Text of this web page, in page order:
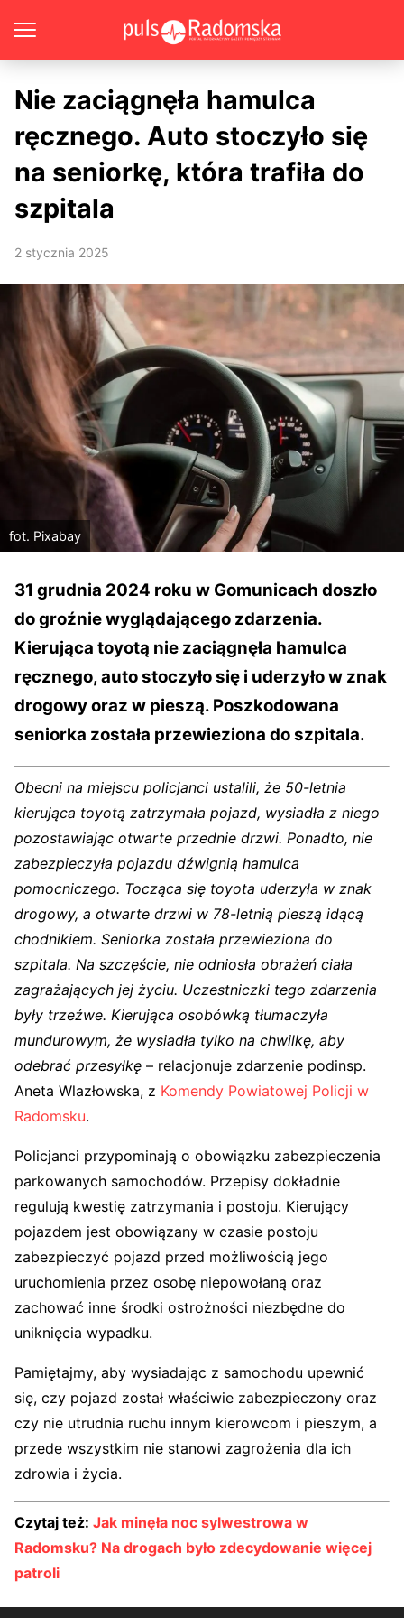
Nie zaciągnęła hamulca
ręcznego. Auto stoczyło się
na seniorkę, która trafiła do
szpitala
2 stycznia 2025
fot. Pixabay
31 grudnia 2024 roku w Gomunicach doszło
do groźnie wyglądającego zdarzenia.
Kierująca toyotą nie zaciągnęła hamulca
ręcznego, auto stoczyło się i uderzyło w znak
drogowy oraz w pieszą. Poszkodowana
seniorka została przewieziona do szpitala.
Obecni na miejscu policjanci ustalili, że 50-letnia
kierująca toyotą zatrzymała pojazd, wysiadła z niego
pozostawiając otwarte przednie drzwi. Ponadto, nie
zabezpieczyła pojazdu dźwignią hamulca
pomocniczego. Tocząca się toyota uderzyła w znak
drogowy, a otwarte drzwi w 78-letnią pieszą idącą
chodnikiem. Seniorka została przewieziona do
szpitala. Na szczęście, nie odniosła obrażeń ciała
zagrażających jej życiu. Uczestniczki tego zdarzenia
były trzeźwe. Kierująca osobówką tłumaczyła
mundurowym, że wysiadła tylko na chwilkę, aby
odebrać przesyłkę – relacjonuje zdarzenie podinsp.
Aneta Wlazłowska, z Komendy Powiatowej Policji w
Radomsku.
Policjanci przypominają o obowiązku zabezpieczenia
parkowanych samochodów. Przepisy dokładnie
regulują kwestię zatrzymania i postoju. Kierujący
pojazdem jest obowiązany w czasie postoju
zabezpieczyć pojazd przed możliwością jego
uruchomienia przez osobę niepowołaną oraz
zachować inne środki ostrożności niezbędne do
uniknięcia wypadku.
Pamiętajmy, aby wysiadając z samochodu upewnić
się, czy pojazd został właściwie zabezpieczony oraz
czy nie utrudnia ruchu innym kierowcom i pieszym, a
przede wszystkim nie stanowi zagrożenia dla ich
zdrowia i życia.
Czytaj też: Jak minęła noc sylwestrowa w
Radomsku? Na drogach było zdecydowanie więcej
patroli